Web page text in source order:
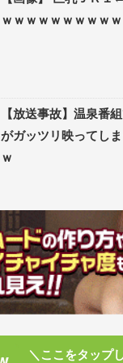
ｗｗｗｗｗｗｗｗｗ
【放送事故】温泉番
がガッツリ映ってし
ｗ
＼ここをタップ